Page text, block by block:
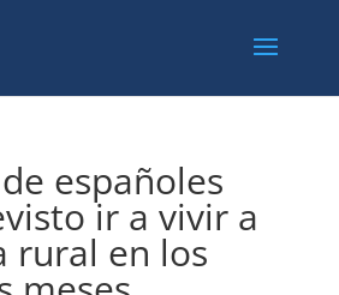
españoles
ir a vivir a
rural en los